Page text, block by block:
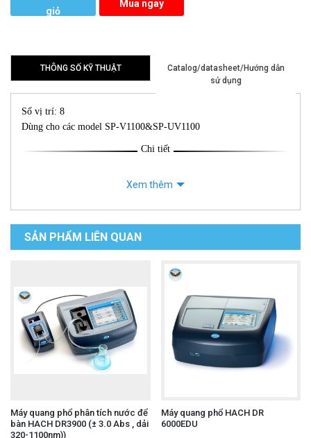
giỏ
Mua ngay
THÔNG SỐ KỸ THUẬT
Catalog/datasheet/Hướng dẫn
sử dụng
Số vị trí: 8
Dùng cho các model SP-V1100&SP-UV1100
Chi tiết
Xem thêm
SẢN PHẨM LIÊN QUAN
Máy quang phổ phân tích nước để
bàn HACH DR3900 (± 3.0 Abs , dải
320-1100nm))
Máy quang phổ HACH DR
6000EDU